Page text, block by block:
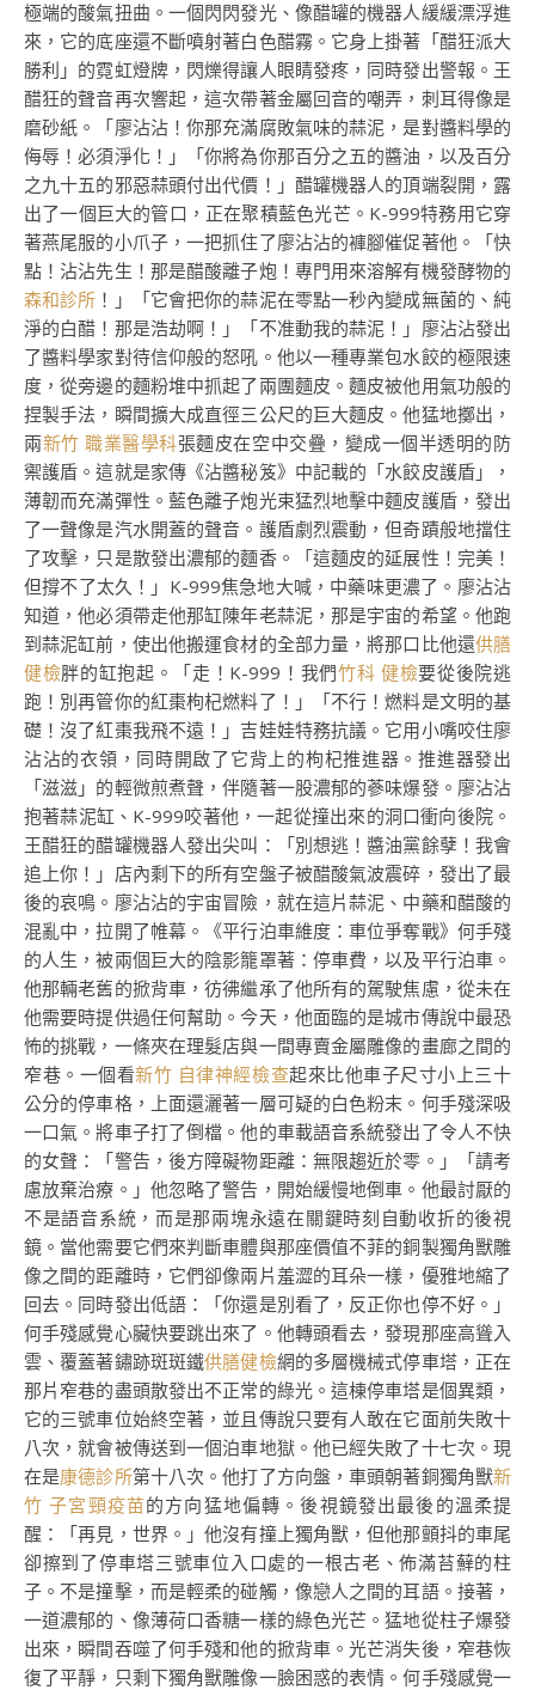
極端的酸氣扭曲。一個閃閃發光、像醋罐的機器人緩緩漂浮進
來，它的底座還不斷噴射著白色醋霧。它身上掛著「醋狂派大
勝利」的霓虹燈牌，閃爍得讓人眼睛發疼，同時發出警報。王
醋狂的聲音再次響起，這次帶著金屬回音的嘲弄，刺耳得像是
磨砂紙。「廖沾沾！你那充滿腐敗氣味的蒜泥，是對醬料學的
侮辱！必須淨化！」「你將為你那百分之五的醬油，以及百分
之九十五的邪惡蒜頭付出代價！」醋罐機器人的頂端裂開，露
出了一個巨大的管口，正在聚積藍色光芒。K-999特務用它穿
著燕尾服的小爪子，一把抓住了廖沾沾的褲腳催促著他。「快
點！沾沾先生！那是醋酸離子炮！專門用來溶解有機發酵物的
森和診所 ！」「它會把你的蒜泥在零點一秒內變成無菌的、純
淨的白醋！那是浩劫啊！」「不准動我的蒜泥！」廖沾沾發出
了醬料學家對待信仰般的怒吼。他以一種專業包水餃的極限速
度，從旁邊的麵粉堆中抓起了兩團麵皮。麵皮被他用氣功般的
捏製手法，瞬間擴大成直徑三公尺的巨大麵皮。他猛地擲出，
兩新竹 職業醫學科張麵皮在空中交疊，變成一個半透明的防
禦護盾。這就是家傳《沾醬秘笈》中記載的「水餃皮護盾」，
薄韌而充滿彈性。藍色離子炮光束猛烈地擊中麵皮護盾，發出
了一聲像是汽水開蓋的聲音。護盾劇烈震動，但奇蹟般地擋住
了攻擊，只是散發出濃郁的麵香。「這麵皮的延展性！完美！
但撐不了太久！」K-999焦急地大喊，中藥味更濃了。廖沾沾
知道，他必須帶走他那缸陳年老蒜泥，那是宇宙的希望。他跑
到蒜泥缸前，使出他搬運食材的全部力量，將那口比他還供膳
健檢胖的缸抱起。「走！K-999！我們竹科 健檢要從後院逃
跑！別再管你的紅棗枸杞燃料了！」「不行！燃料是文明的基
礎！沒了紅棗我飛不遠！」吉娃娃特務抗議。它用小嘴咬住廖
沾沾的衣領，同時開啟了它背上的枸杞推進器。推進器發出
「滋滋」的輕微煎煮聲，伴隨著一股濃郁的蔘味爆發。廖沾沾
抱著蒜泥缸、K-999咬著他，一起從撞出來的洞口衝向後院。
王醋狂的醋罐機器人發出尖叫：「別想逃！醬油黨餘孽！我會
追上你！」店內剩下的所有空盤子被醋酸氣波震碎，發出了最
後的哀鳴。廖沾沾的宇宙冒險，就在這片蒜泥、中藥和醋酸的
混亂中，拉開了帷幕。《平行泊車維度：車位爭奪戰》何手殘
的人生，被兩個巨大的陰影籠罩著：停車費，以及平行泊車。
他那輛老舊的掀背車，彷彿繼承了他所有的駕駛焦慮，從未在
他需要時提供過任何幫助。今天，他面臨的是城市傳說中最恐
怖的挑戰，一條夾在理髮店與一間專賣金屬雕像的畫廊之間的
窄巷。一個看新竹 自律神經檢查起來比他車子尺寸小上三十
公分的停車格，上面還灑著一層可疑的白色粉末。何手殘深吸
一口氣。將車子打了倒檔。他的車載語音系統發出了令人不快
的女聲：「警告，後方障礙物距離：無限趨近於零。」「請考
慮放棄治療。」他忽略了警告，開始緩慢地倒車。他最討厭的
不是語音系統，而是那兩塊永遠在關鍵時刻自動收折的後視
鏡。當他需要它們來判斷車體與那座價值不菲的銅製獨角獸雕
像之間的距離時，它們卻像兩片羞澀的耳朵一樣，優雅地縮了
回去。同時發出低語：「你還是別看了，反正你也停不好。」
何手殘感覺心臟快要跳出來了。他轉頭看去，發現那座高聳入
雲、覆蓋著鏽跡斑斑鐵供膳健檢網的多層機械式停車塔，正在
那片窄巷的盡頭散發出不正常的綠光。這棟停車塔是個異類，
它的三號車位始終空著，並且傳說只要有人敢在它面前失敗十
八次，就會被傳送到一個泊車地獄。他已經失敗了十七次。現
在是康德診所第十八次。他打了方向盤，車頭朝著銅獨角獸新
竹 子宮頸疫苗的方向猛地偏轉。後視鏡發出最後的溫柔提
醒：「再見，世界。」他沒有撞上獨角獸，但他那顫抖的車尾
卻擦到了停車塔三號車位入口處的一根古老、佈滿苔蘚的柱
子。不是撞擊，而是輕柔的碰觸，像戀人之間的耳語。接著，
一道濃郁的、像薄荷口香糖一樣的綠色光芒。猛地從柱子爆發
出來，瞬間吞噬了何手殘和他的掀背車。光芒消失後，窄巷恢
復了平靜，只剩下獨角獸雕像一臉困惑的表情。何手殘感覺一